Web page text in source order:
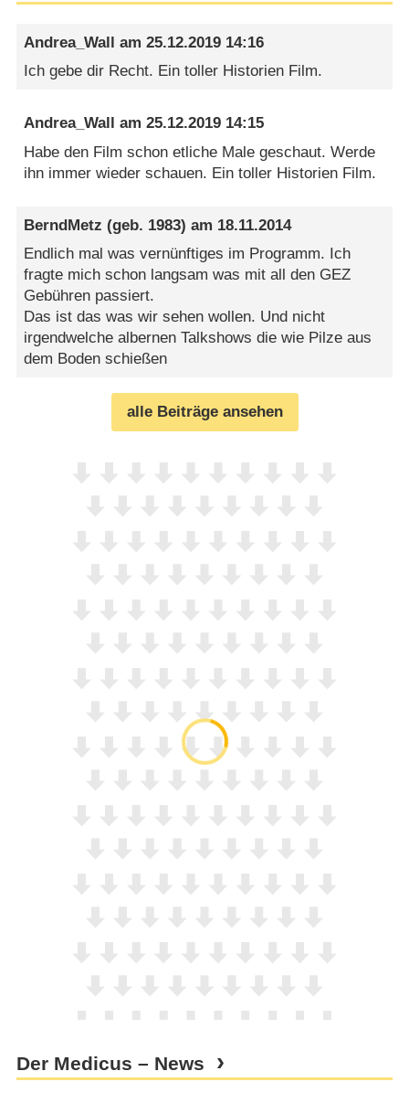
Andrea_Wall am25.12.2019 14:16
Ich gebe dir Recht. Ein toller Historien Film.
Andrea_Wall am25.12.2019 14:15
Habe den Film schon etliche Male geschaut. Werde
ihn immer wieder schauen. Ein toller Historien Film.
BerndMetz (geb. 1983) am 18.11.2014
Endlich mal was vernünftiges im Programm. Ich
fragte mich schon langsam was mit all den GEZ
Gebühren passiert.
Das ist das was wir sehen wollen. Und nicht
irgendwelche albernen Talkshows die wie Pilze aus
dem Boden schießen
alle Beiträge ansehen
Der Medicus – News